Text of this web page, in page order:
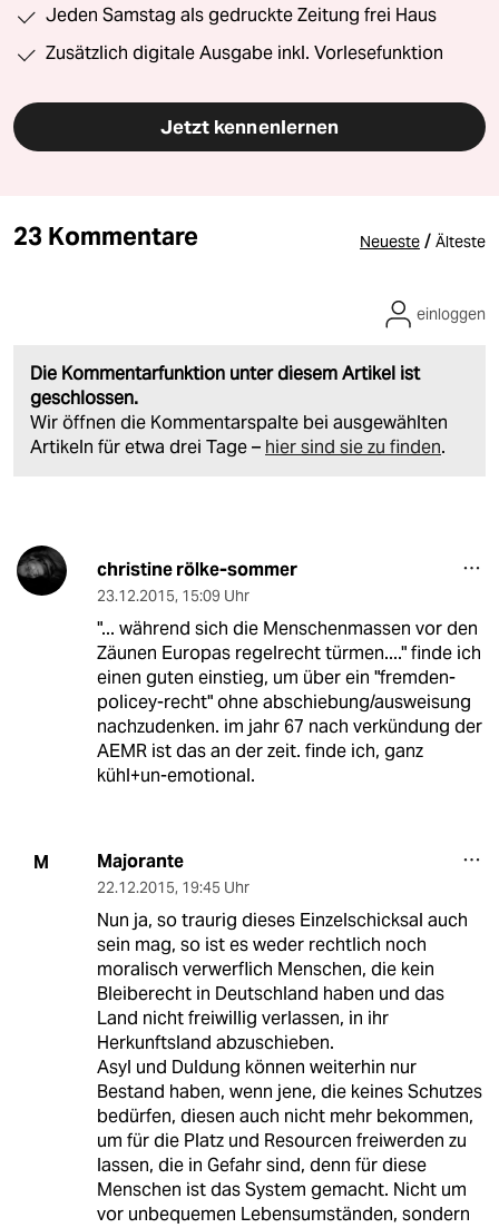
Jeden Samstag als gedruckte Zeitung frei Haus
Zusätzlich digitale Ausgabe inkl. Vorlesefunktion
Jetzt kennenlernen
23 Kommentare Neueste / Älteste
Die Kommentarfunktion unter diesem Artikel ist
geschlossen.
Wir öffnen die Kommentarspalte bei ausgewählten
Artikeln für etwa drei Tage – hier sind sie zu finden.
einloggen
christine rölke-sommer
23.12.2015, 15:09 Uhr
"... während sich die Menschenmassen vor den
Zäunen Europas regelrecht türmen...." finde ich
einen guten einstieg, um über ein "fremden-
policey-recht" ohne abschiebung/ausweisung
nachzudenken. im jahr 67 nach verkündung der
AEMR ist das an der zeit. finde ich, ganz
kühl+un-emotional.
M Majorante
22.12.2015, 19:45 Uhr
Nun ja, so traurig dieses Einzelschicksal auch
sein mag, so ist es weder rechtlich noch
moralisch verwerflich Menschen, die kein
Bleiberecht in Deutschland haben und das
Land nicht freiwillig verlassen, in ihr
Herkunftsland abzuschieben.
Asyl und Duldung können weiterhin nur
Bestand haben, wenn jene, die keines Schutzes
bedürfen, diesen auch nicht mehr bekommen,
um für die Platz und Resourcen freiwerden zu
lassen, die in Gefahr sind, denn für diese
Menschen ist das System gemacht. Nicht um
vor unbequemen Lebensumständen, sondern